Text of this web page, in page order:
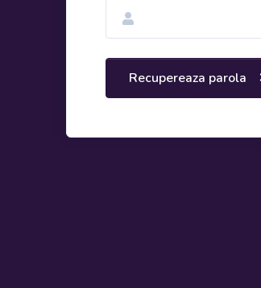
Recupereaza parola